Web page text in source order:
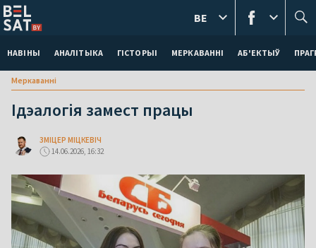
НАВІНЫ АНАЛІТЫКА ГІСТОРЫІ МЕРКАВАННI АБ'ЕКТЫЎ
BE
Меркаваннi
Ідэалогія замест працы
ЗМІЦЕР МІЦКЕВІЧ
14.06.2026, 16:32